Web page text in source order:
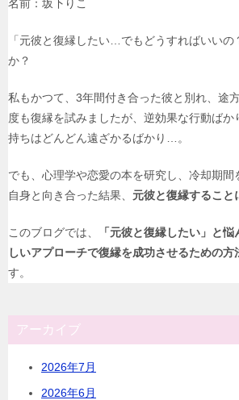
名前：坂下りこ
「元彼と復縁したい…でもどうすればいいの
か？
私もかつて、3年間付き合った彼と別れ、途
度も復縁を試みましたが、逆効果な行動ば
持ちはどんどん遠ざかるばかり…。
でも、心理学や恋愛の本を研究し、冷却期
自身と向き合った結果、 元彼と復縁すること
このブログでは、
「元彼と復縁したい」と
しいアプローチで復縁を成功させるための方
す。
アーカイブ
2026年7月
2026年6月